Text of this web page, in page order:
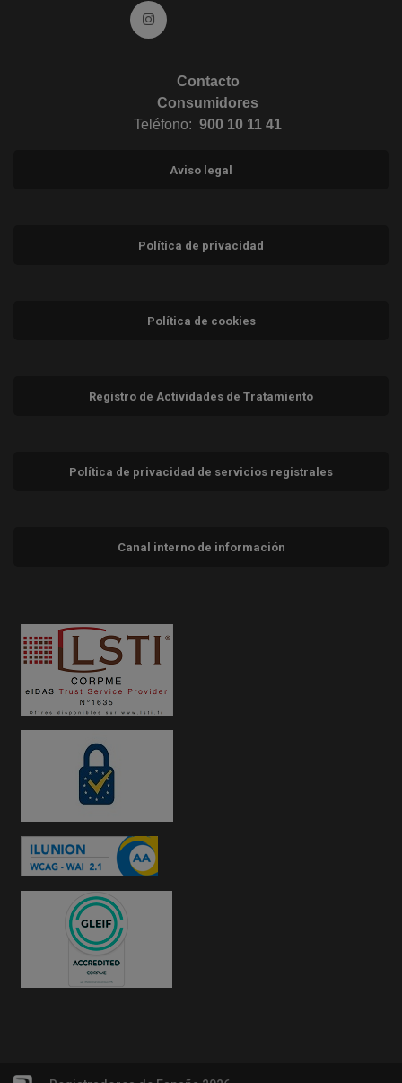
Ir a Instagram (abre en ventana nueva)
Contacto
Consumidores
Teléfono: 900 10 11 41
Aviso legal
Política de privacidad
Política de cookies
Registro de Actividades de Tratamiento
Política de privacidad de servicios registrales
Canal interno de información